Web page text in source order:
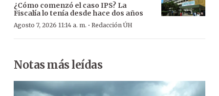
¿Cómo comenzó el caso IPS? La
Fiscalía lo tenía desde hace dos años
Agosto 7, 2026 11:14 a. m. · Redacción ÚH
Notas más leídas